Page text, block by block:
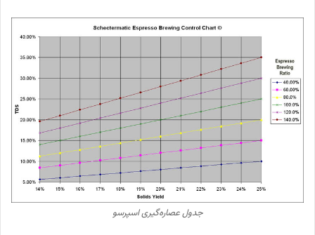
جدول عصاره‌گیری اسپرسو